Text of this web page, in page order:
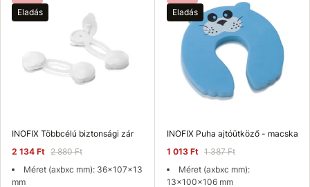
Eladás
INOFIX Többcélú biztonsági zár
2 134 Ft 2 880 Ft
Méret (axbxc mm): 36x107x13
mm
Eladás
INOFIX Puha ajtóütköző - macska
1 013 Ft 1 387 Ft
Méret (axbxc mm):
13x100x106 mm